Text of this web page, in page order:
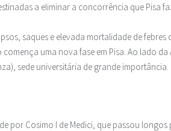
a eliminar a concorrência que
saques e elevada mortalidade de febres
uma nova fase em Pisa. Ao lado
sede universitária de grande importância.
por Cosimo I de Medici, que passou